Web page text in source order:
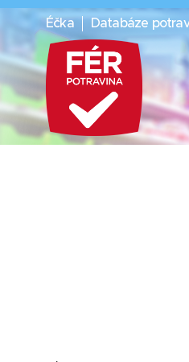
Éčka Databáze